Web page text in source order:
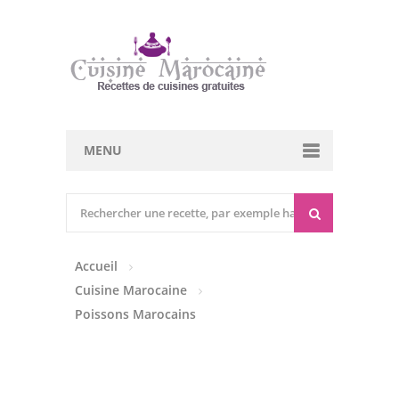
MENU
Entrées Froides
Tajines
Accueil
Cuisine Marocaine
Poissons Marocains